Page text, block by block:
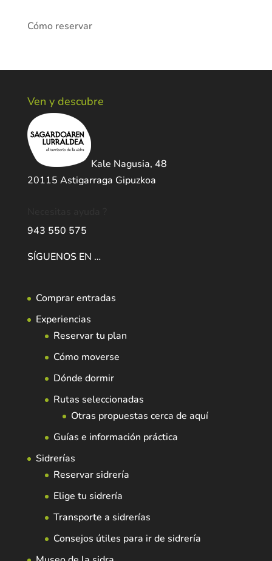
Cómo reservar
Ven y descubre
Kale Nagusia, 48
20115 Astigarraga Gipuzkoa
943 550 575
SÍGUENOS EN …
Comprar entradas
Experiencias
Reservar tu plan
Cómo moverse
Dónde dormir
Rutas seleccionadas
Otras propuestas cerca de aquí
Guías e información práctica
Sidrerías
Reservar sidrería
Elige tu sidrería
Transporte a sidrerías
Consejos útiles para ir de sidrería